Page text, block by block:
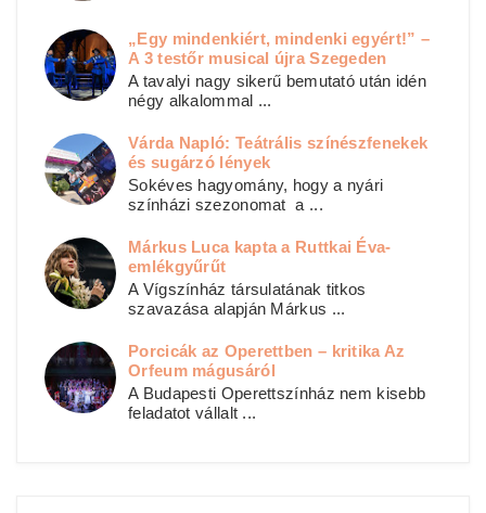
„Egy mindenkiért, mindenki egyért!” –
A 3 testőr musical újra Szegeden
A tavalyi nagy sikerű bemutató után idén
négy alkalommal ...
Várda Napló: Teátrális színészfenekek
és sugárzó lények
Sokéves hagyomány, hogy a nyári
színházi szezonomat a ...
Márkus Luca kapta a Ruttkai Éva-
emlékgyűrűt
A Vígszínház társulatának titkos
szavazása alapján Márkus ...
Porcicák az Operettben – kritika Az
Orfeum mágusáról
A Budapesti Operettszínház nem kisebb
feladatot vállalt ...